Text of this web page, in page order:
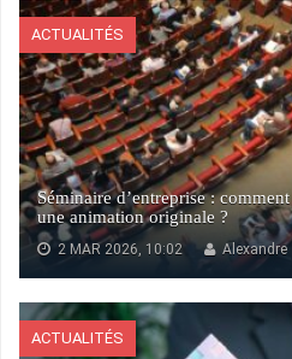
ACTUALITÉS
Séminaire d’entreprise :
une animation originale ?
2 MAR 2026, 10:02 Alexandre
ACTUALITÉS